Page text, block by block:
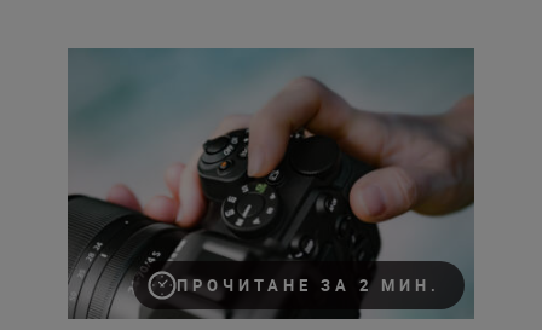
ПРОЧИТАНЕ ЗА 2 МИН.